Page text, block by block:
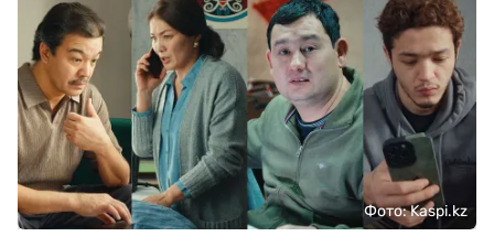
Фото: Kaspi.kz